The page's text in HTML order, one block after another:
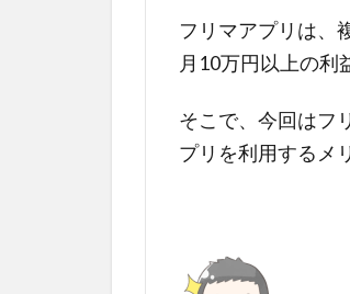
フリマアプリは、
月10万円以上の利
そこで、今回はフ
プリを利用するメ